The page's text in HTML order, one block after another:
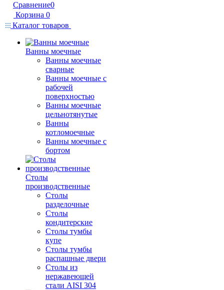
Сравнение0
Корзина 0
Каталог товаров
Ванны моечные
Ванны моечные
сварные
Ванны моечные с
рабочей
поверхностью
Ванны моечные
цельнотянутые
Ванны
котломоечные
Ванны моечные с
бортом
Столы
производственные
Столы
разделочные
Столы
кондитерские
Столы тумбы
купе
Столы тумбы
распашные двери
Столы из
нержавеющей
стали AISI 304